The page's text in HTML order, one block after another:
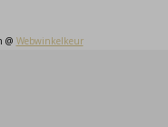
@ Webwinkelkeur